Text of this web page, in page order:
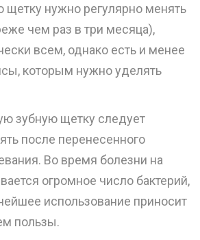
щетку нужно регулярно менять
чем раз в три месяца),
всем, однако есть и менее
которым нужно уделять
зубную щетку следует
после перенесенного
Во время болезни на
огромное число бактерий,
использование приносит
пользы.